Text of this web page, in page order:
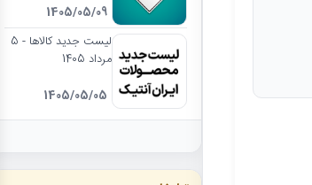
1405/05/09
لیست جدید کالاها - 5
مرداد 1405
1405/05/05